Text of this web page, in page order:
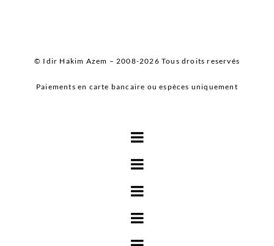
© Idir Hakim Azem – 2008-2026 Tous droits reservés
Paiements en carte bancaire ou espèces uniquement